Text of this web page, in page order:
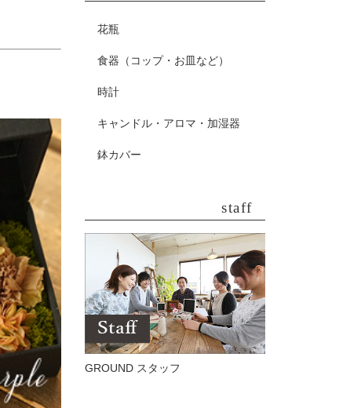
花瓶
食器（コップ・お皿など）
時計
キャンドル・アロマ・加湿器
鉢カバー
staff
GROUND スタッフ